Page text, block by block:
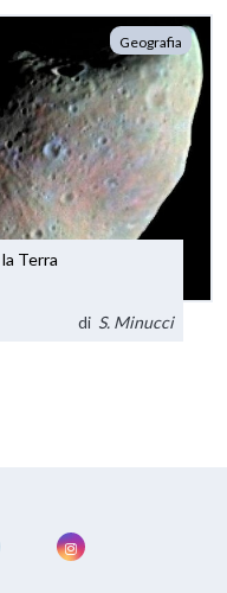
Geografia
Terra
di S. Minucci